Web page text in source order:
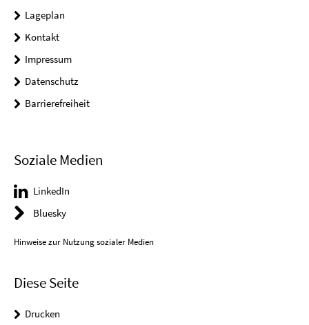
Lageplan
Kontakt
Impressum
Datenschutz
Barrierefreiheit
Soziale Medien
LinkedIn
Bluesky
Hinweise zur Nutzung sozialer Medien
Diese Seite
Drucken